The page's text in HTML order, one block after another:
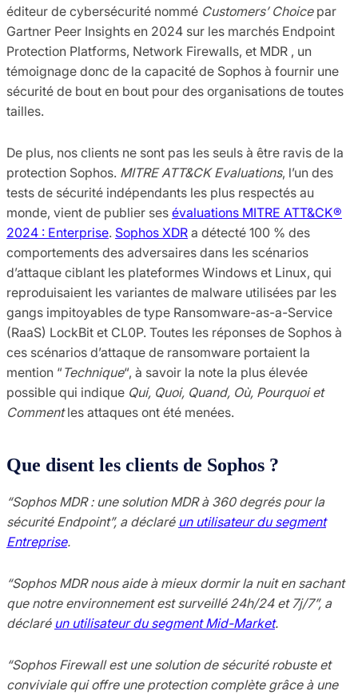
éditeur de cybersécurité nommé Customers’ Choicepar
Gartner Peer Insights en 2024 sur les marchés Endpoint
Protection Platforms, Network Firewalls, et MDR , un
témoignage donc de la capacité de Sophos à fournir une
sécurité de bout en bout pour des organisations de toutes
tailles.
De plus, nos clients ne sont pas les seuls à être ravis de la
protection Sophos. MITRE ATT&CK Evaluations, l’un des
tests de sécurité indépendants les plus respectés au
monde, vient de publier ses évaluations MITRE ATT&CK®
2024 : Enterprise. Sophos XDR a détecté 100 % des
comportements des adversaires dans les scénarios
d’attaque ciblant les plateformes Windows et Linux, qui
reproduisaient les variantes de malware utilisées par les
gangs impitoyables de type Ransomware-as-a-Service
(RaaS) LockBit et CL0P. Toutes les réponses de Sophos à
ces scénarios d’attaque de ransomware portaient la
mention “ Technique“, à savoir la note la plus élevée
possible qui indique Qui, Quoi, Quand, Où, Pourquoi et
Commentles attaques ont été menées.
Que disent les clients de Sophos ?
“Sophos MDR : une solution MDR à 360 degrés pour la
sécurité Endpoint”, a déclaré un utilisateur du segment
Entreprise.
“Sophos MDR nous aide à mieux dormir la nuit en sachant
que notre environnement est surveillé 24h/24 et 7j/7”, a
déclaré un utilisateur du segment Mid-Market.
“Sophos Firewall est une solution de sécurité robuste et
conviviale qui offre une protection complète grâce à une